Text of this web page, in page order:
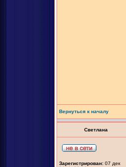
Вернуться к началу
Светлана
Зарегистрирован: 07 дек